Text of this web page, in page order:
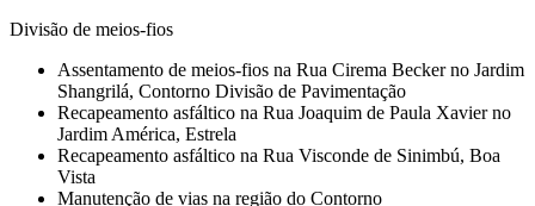
Divisão de meios-fios
Assentamento de meios-fios na Rua Cirema Becker no Jardim
Shangrilá, Contorno Divisão de Pavimentação
Recapeamento asfáltico na Rua Joaquim de Paula Xavier no
Jardim América, Estrela
Recapeamento asfáltico na Rua Visconde de Sinimbú, Boa
Vista
Manutenção de vias na região do Contorno